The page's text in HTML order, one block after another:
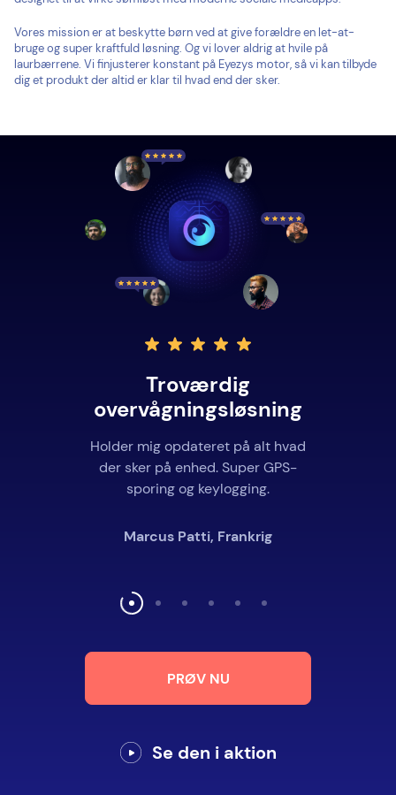
Vores mission er at beskytte børn ved at give forældre en let-at-
bruge og super kraftfuld løsning. Og vi lover aldrig at hvile på
laurbærrene. Vi finjusterer konstant på Eyezys motor, så vi kan tilbyde
dig et produkt der altid er klar til hvad end der sker.
Troværdig
overvågningsløsning
Holder mig opdateret på alt hvad
der sker på enhed. Super GPS-
sporing og keylogging.
Marcus Patti, Frankrig
PRØV NU
Se den i aktion